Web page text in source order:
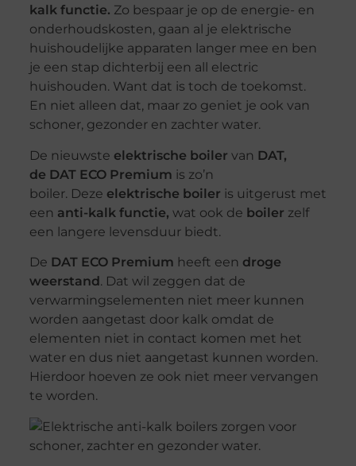
kalk functie. Zo bespaar je op de energie- en
onderhoudskosten, gaan al je elektrische
huishoudelijke apparaten langer mee en ben
je een stap dichterbij een all electric
huishouden. Want dat is toch de toekomst.
En niet alleen dat, maar zo geniet je ook van
schoner, gezonder en zachter water.
De nieuwste elektrische boiler van DAT,
de DAT ECO Premium is zo’n
boiler. Deze elektrische boiler is uitgerust met
een anti-kalk functie, wat ook de boiler zelf
een langere levensduur biedt.
De DAT ECO Premium heeft een droge
weerstand . Dat wil zeggen dat de
verwarmingselementen niet meer kunnen
worden aangetast door kalk omdat de
elementen niet in contact komen met het
water en dus niet aangetast kunnen worden.
Hierdoor hoeven ze ook niet meer vervangen
te worden.